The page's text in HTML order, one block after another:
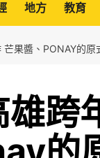
地方 教育
果醬、PONAY的
跨